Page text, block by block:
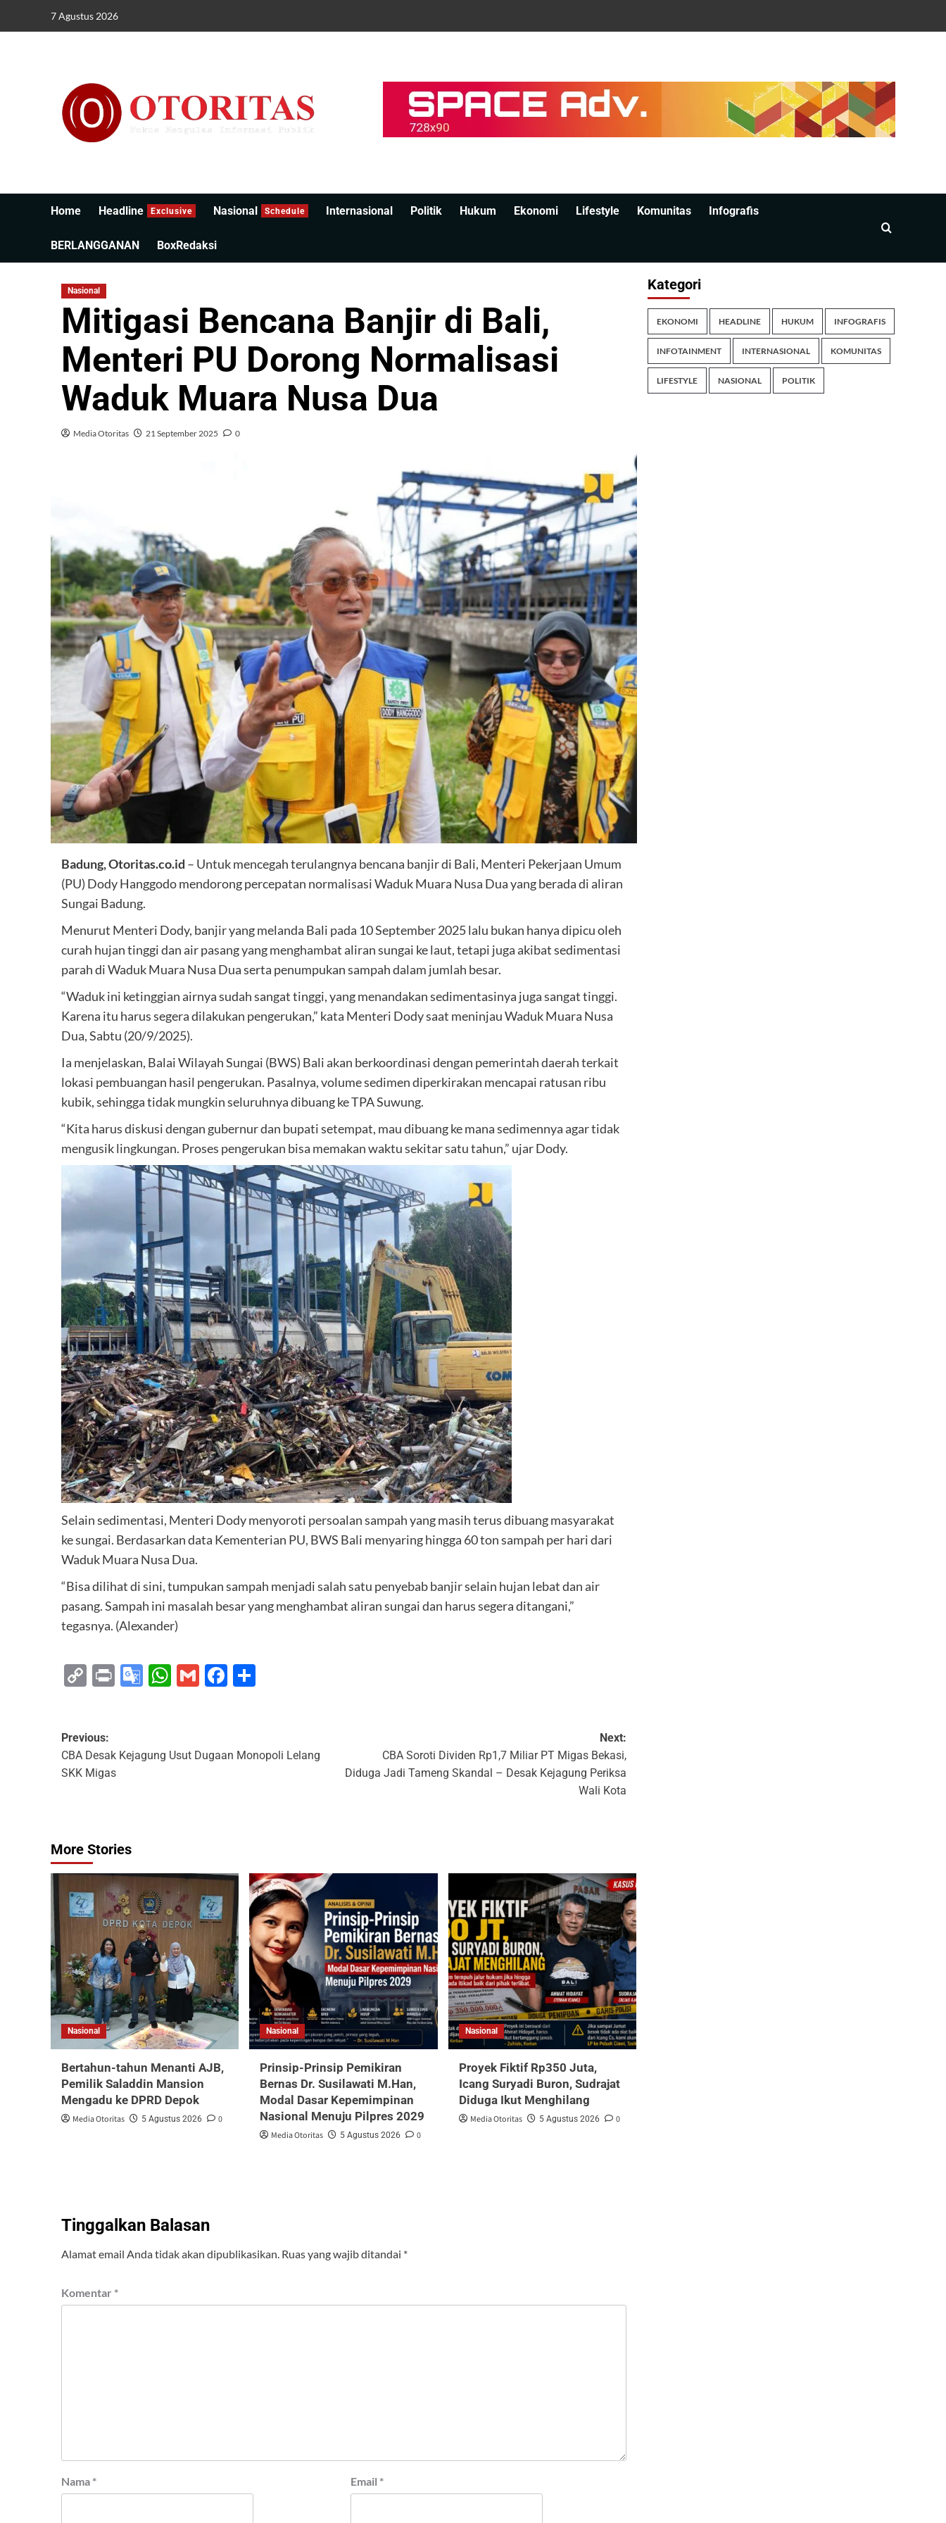
7 Agustus 2026
Home Headline Exclusive Nasional Schedule Internasional Politik Hukum Ekonomi Lifestyle Komunitas Infografis
BERLANGGANAN BoxRedaksi
Nasional
Mitigasi Bencana Banjir di Bali,
Menteri PU Dorong Normalisasi
Waduk Muara Nusa Dua
Media Otoritas 21 September 2025 0
Badung, Otoritas.co.id – Untuk mencegah terulangnya bencana banjir di Bali, Menteri Pekerjaan Umum
(PU) Dody Hanggodo mendorong percepatan normalisasi Waduk Muara Nusa Dua yang berada di aliran
Sungai Badung.
Menurut Menteri Dody, banjir yang melanda Bali pada 10 September 2025 lalu bukan hanya dipicu oleh
curah hujan tinggi dan air pasang yang menghambat aliran sungai ke laut, tetapi juga akibat sedimentasi
parah di Waduk Muara Nusa Dua serta penumpukan sampah dalam jumlah besar.
“Waduk ini ketinggian airnya sudah sangat tinggi, yang menandakan sedimentasinya juga sangat tinggi.
Karena itu harus segera dilakukan pengerukan,” kata Menteri Dody saat meninjau Waduk Muara Nusa
Dua, Sabtu (20/9/2025).
Ia menjelaskan, Balai Wilayah Sungai (BWS) Bali akan berkoordinasi dengan pemerintah daerah terkait
lokasi pembuangan hasil pengerukan. Pasalnya, volume sedimen diperkirakan mencapai ratusan ribu
kubik, sehingga tidak mungkin seluruhnya dibuang ke TPA Suwung.
“Kita harus diskusi dengan gubernur dan bupati setempat, mau dibuang ke mana sedimennya agar tidak
mengusik lingkungan. Proses pengerukan bisa memakan waktu sekitar satu tahun,” ujar Dody.
Selain sedimentasi, Menteri Dody menyoroti persoalan sampah yang masih terus dibuang masyarakat
ke sungai. Berdasarkan data Kementerian PU, BWS Bali menyaring hingga 60 ton sampah per hari dari
Waduk Muara Nusa Dua.
“Bisa dilihat di sini, tumpukan sampah menjadi salah satu penyebab banjir selain hujan lebat dan air
pasang. Sampah ini masalah besar yang menghambat aliran sungai dan harus segera ditangani,”
tegasnya. (Alexander)
CopyPrintGoogle
WhatsApp
GmailFacebook
Previous:
CBA Desak Kejagung Usut Dugaan Monopoli Lelang
SKK Migas
Next:
CBA Soroti Dividen Rp1,7 Miliar PT Migas Bekasi,
Diduga Jadi Tameng Skandal – Desak Kejagung Periksa
Wali Kota
More Stories
Nasional
Bertahun-tahun Menanti AJB,
Pemilik Saladdin Mansion
Mengadu ke DPRD Depok
Media Otoritas 5 Agustus 2026 0
Nasional
Prinsip-Prinsip Pemikiran
Bernas Dr. Susilawati M.Han,
Modal Dasar Kepemimpinan
Nasional Menuju Pilpres 2029
Media Otoritas 5 Agustus 2026 0
Nasional
Proyek Fiktif Rp350 Juta,
Icang Suryadi Buron, Sudrajat
Diduga Ikut Menghilang
Media Otoritas 5 Agustus 2026 0
Tinggalkan Balasan
Alamat email Anda tidak akan dipublikasikan. Ruas yang wajib ditandai *
Komentar *
Nama * Email *
Kategori
EKONOMI HEADLINE HUKUM INFOGRAFIS
INFOTAINMENT INTERNASIONAL KOMUNITAS
LIFESTYLE NASIONAL POLITIK